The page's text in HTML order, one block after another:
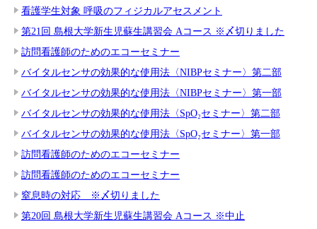
看護学生対象 呼吸のフィジカルアセスメント
第21回 島根大学新生児蘇生講習会 Aコース ※〆切りました
訪問看護師のためのエコーセミナー
バイタルセンサの効果的な使用法〈NIBPセミナー〉第二部
バイタルセンサの効果的な使用法〈NIBPセミナー〉第一部
バイタルセンサの効果的な使用法〈SpO₂セミナー〉第二部
バイタルセンサの効果的な使用法〈SpO₂セミナー〉第一部
訪問看護師のためのエコーセミナー
訪問看護師のためのエコーセミナー
窒息時の対応 ※〆切りました
第20回 島根大学新生児蘇生講習会 Aコース ※中止